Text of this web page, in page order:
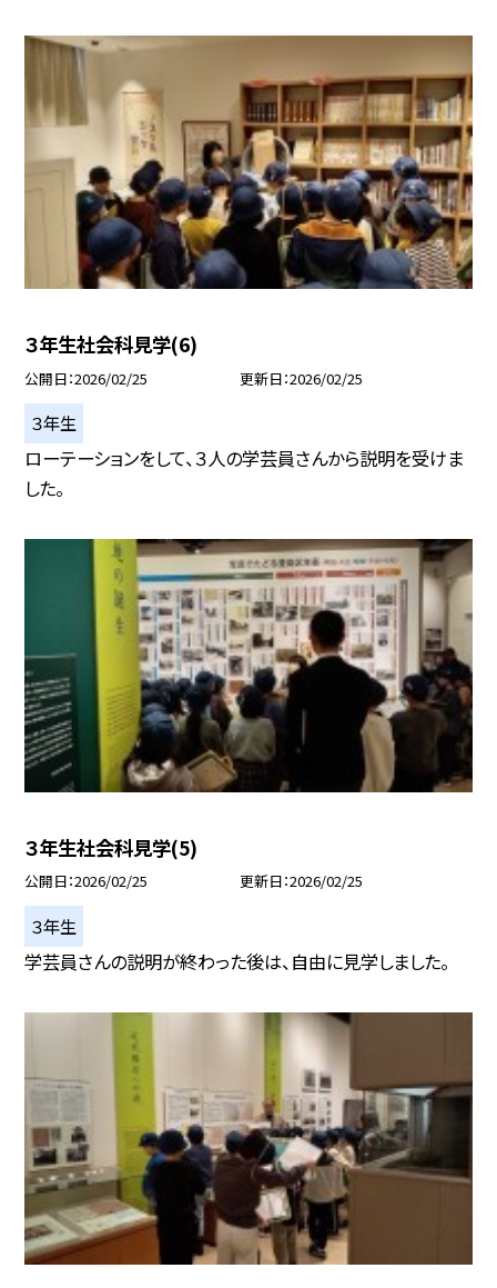
３年生社会科見学(6)
公開日 2026/02/25 更新日 2026/02/25
３年生
ローテーションをして、３人の学芸員さんから説明を受けま
した。
３年生社会科見学(5)
公開日 2026/02/25 更新日 2026/02/25
３年生
学芸員さんの説明が終わった後は、自由に見学しました。